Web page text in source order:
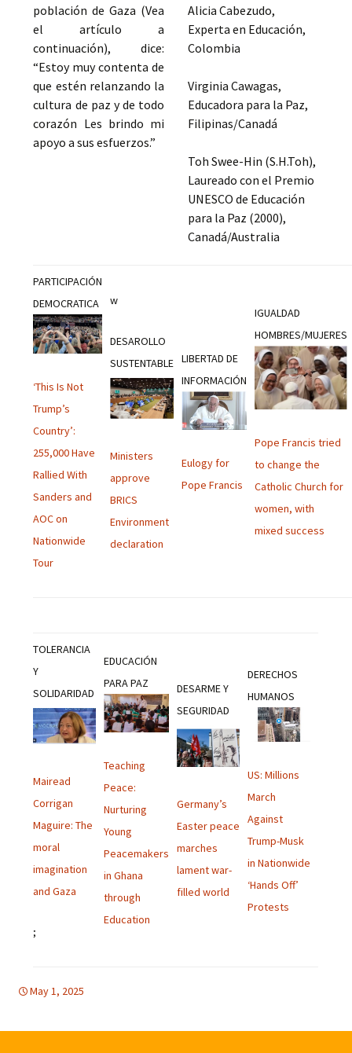
población de Gaza (Vea
el artículo a
continuación), dice:
“Estoy muy contenta de
que estén relanzando la
cultura de paz y de todo
corazón Les brindo mi
apoyo a sus esfuerzos.”
Alicia Cabezudo,
Experta en Educación,
Colombia
Virginia Cawagas,
Educadora para la Paz,
Filipinas/Canadá
Toh Swee-Hin (S.H.Toh),
Laureado con el Premio
UNESCO de Educación
para la Paz (2000),
Canadá/Australia
PARTICIPACIÓN
DEMOCRATICA
‘This Is Not
Trump’s
Country’:
255,000 Have
Rallied With
Sanders and
AOC on
Nationwide
Tour
w
DESAROLLO
SUSTENTABLE
Ministers
approve
BRICS
Environment
declaration
LIBERTAD DE
INFORMACIÓN
Eulogy for
Pope Francis
IGUALDAD
HOMBRES/MUJERES
Pope Francis tried
to change the
Catholic Church for
women, with
mixed success
TOLERANCIA
Y
SOLIDARIDAD
Mairead
Corrigan
Maguire: The
moral
imagination
and Gaza
;
EDUCACIÓN
PARA PAZ
Teaching
Peace:
Nurturing
Young
Peacemakers
in Ghana
through
Education
DESARME Y
SEGURIDAD
Germany’s
Easter peace
marches
lament war-
filled world
DERECHOS
HUMANOS
US: Millions
March
Against
Trump-Musk
in Nationwide
‘Hands Off’
Protests
May 1, 2025